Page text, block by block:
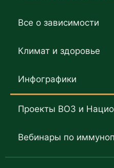
Все о зависимости
Климат и здоровье
Инфографики
Проекты ВОЗ и
Вебинары по